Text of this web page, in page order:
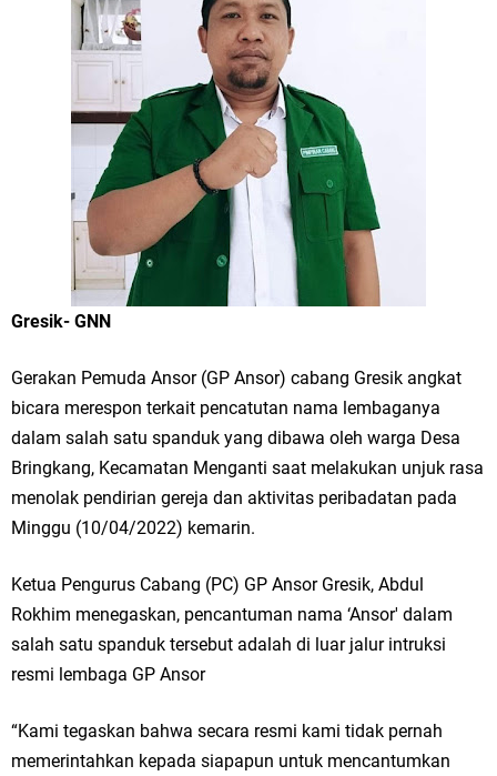
Tumpeng Nasi Krawu Pecahkan Rekor MURI, KWGe Angkat Kuliner
Gresik ke Panggung Dunia
FOZ Jatim, BAZNAS, dan Kemenag Salurkan 22.456 Bingkisan Lebaran
Yatim Serentak di Berbagai Daerah di Jawa Timur
Bupati Gresik Gus Yani Resmikan Kantor Desa Sidoraharjo: Simbol
Komitmen Pelayanan Publik dan Kepedulian Sosial
Optik Merlin Donasikan Rp10,36 Juta, Perkuat Keberlanjutan Program
JKNN
Ruwatan Malam Satu Suro di Dusun Kedungsekar Lor, Tradisi Luhur
yang Terus Istiqomah
Wakil Ketua DPRD Gresik Mujid Riduan Sampaikan Doa dan Harapan di
Tahun Baru Islam 1448 H
Gresik- GNN
Gerakan Pemuda Ansor (GP Ansor) cabang Gresik angkat
bicara merespon terkait pencatutan nama lembaganya
dalam salah satu spanduk yang dibawa oleh warga Desa
Bringkang, Kecamatan Menganti saat melakukan unjuk rasa
menolak pendirian gereja dan aktivitas peribadatan pada
Minggu (10/04/2022) kemarin.
Ketua Pengurus Cabang (PC) GP Ansor Gresik, Abdul
Rokhim menegaskan, pencantuman nama ‘Ansor' dalam
salah satu spanduk tersebut adalah di luar jalur intruksi
resmi lembaga GP Ansor
“Kami tegaskan bahwa secara resmi kami tidak pernah
memerintahkan kepada siapapun untuk mencantumkan